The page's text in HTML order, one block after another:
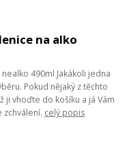
na alko
nealko 490ml Jakákoli jedna
Pokud nějaký z těchto
ji vhoďte do košíku a já Vám
celý popis